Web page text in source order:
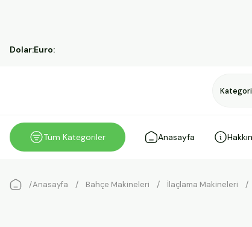
Dolar:Euro:
Tüm Kategoriler Anasayfa
Anasayfa Bahçe Makineleri İlaçlama Makineleri